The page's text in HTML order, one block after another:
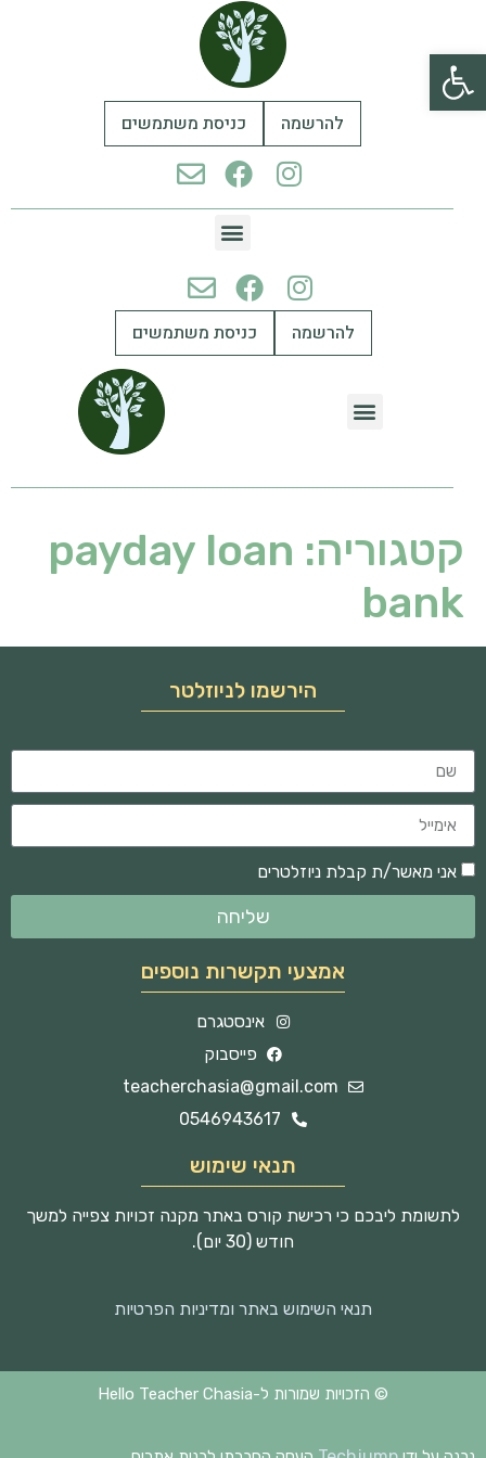
פתח סרגל נגישות
להרשמה כניסת משתמשים
להרשמה כניסת משתמשים
קטגוריה: payday loan
bank
הירשמו לניוזלטר
אני מאשר/ת קבלת ניוזלטרים
שליחה
אמצעי תקשרות נוספים
אינסטגרם
פייסבוק
teacherchasia@gmail.com
0546943617
תנאי שימוש
לתשומת ליבכם כי רכישת קורס באתר מקנה זכויות צפייה למשך
חודש (30 יום).
תנאי השימוש באתר ומדיניות הפרטיות
© הזכויות שמורות ל-Hello Teacher Chasia